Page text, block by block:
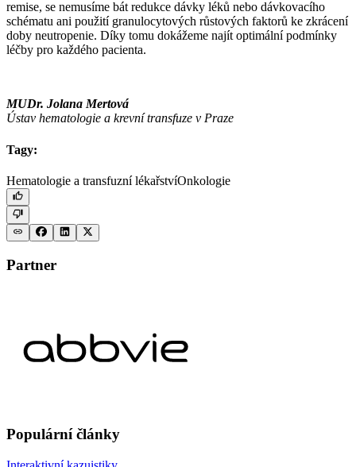
remise, se nemusíme bát redukce dávky léků nebo dávkovacího
schématu ani použití granulocytových růstových faktorů ke zkrácení
doby neutropenie. Díky tomu dokážeme najít optimální podmínky
léčby pro každého pacienta.
MUDr. Jolana Mertová
Ústav hematologie a krevní transfuze v Praze
Tagy:
Hematologie a transfuzní lékařstvíOnkologie
Partner
Populární články